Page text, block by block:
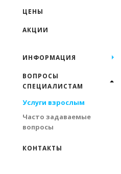
ЦЕНЫ
АКЦИИ
ИНФОРМАЦИЯ
ВОПРОСЫ
СПЕЦИАЛИСТАМ
Услуги взрослым
Часто задаваемые
вопросы
КОНТАКТЫ